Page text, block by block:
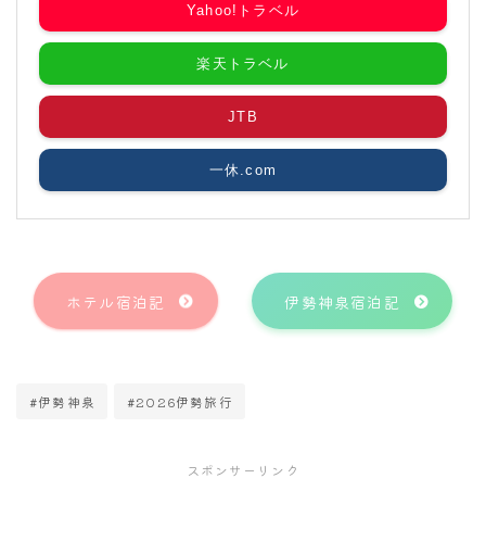
Yahoo!トラベル
楽天トラベル
JTB
一休.com
ホテル宿泊記 伊勢神泉宿泊記
#伊勢神泉 #2026伊勢旅行
スポンサーリンク